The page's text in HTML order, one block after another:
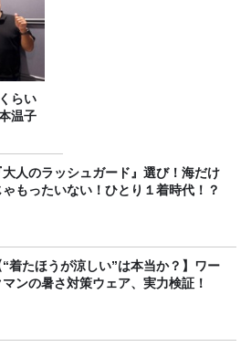
らい
温子
大人のラッシュガード』選び！海だけ
ゃもったいない！ひとり１着時代！？
“着たほうが涼しい”は本当か？】ワー
マンの暑さ対策ウェア、実力検証！